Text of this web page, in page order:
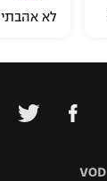
לא אהבתי
VOD